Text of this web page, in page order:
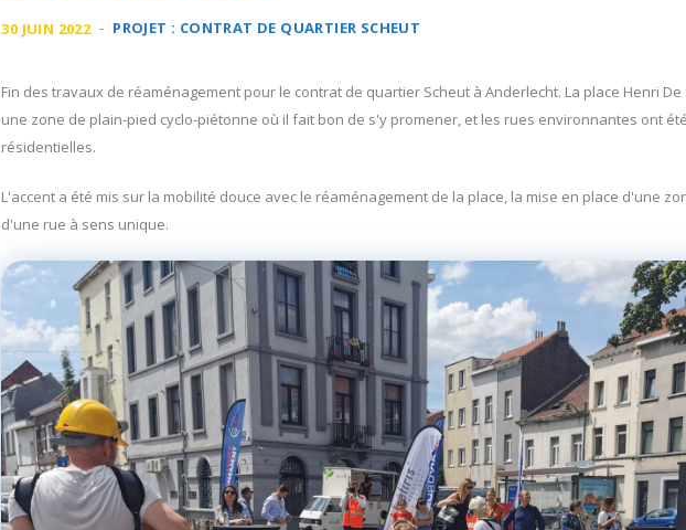
30 JUIN 2022 - PROJET : CONTRAT DE QUARTIER SCHEUT
Fin des travaux de réaménagement pour le contrat de quartier Scheut à Anderlecht. La place Henri
une zone de plain-pied cyclo-piétonne où il fait bon de s'y promener, et les rues environnantes ont
résidentielles.
L'accent a été mis sur la mobilité douce avec le réaménagement de la place, la mise en place d'une
d'une rue à sens unique.